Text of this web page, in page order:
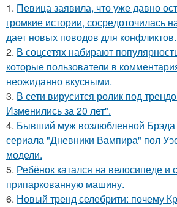
1. Певица заявила, что уже давно
громкие истории, сосредоточилась
дает новых поводов для конфликтов.
2. В соцсетях набирают
которые пользователи в
неожиданно вкусными.
3. В сети вирусится ролик под
Изменились за 20 лет".
4. Бывший муж возлюбленной Брэда
сериала "Дневники Вампира" пол
модели.
5. Ребёнок катался на велосипеде и
припаркованную машину.
6. Новый тренд селебрити: почему